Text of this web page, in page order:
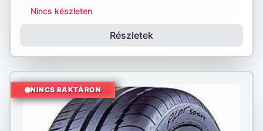
Nincs készleten
Részletek
NINCS RAKTÁRON